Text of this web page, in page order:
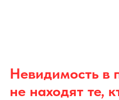
Невидимость в
не находят те,